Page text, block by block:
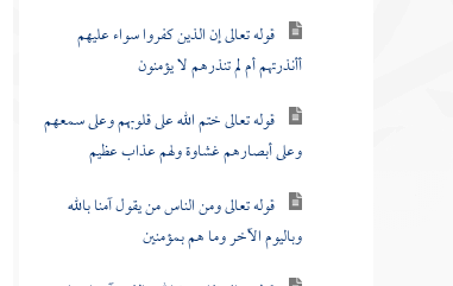
قوله تعالى إن الذين كفروا سواء عليهم
أأنذرتهم أم لم تنذرهم لا يؤمنون
قوله تعالى ختم الله على قلوبهم وعلى سمعهم
وعلى أبصارهم غشاوة ولهم عذاب عظيم
قوله تعالى ومن الناس من يقول آمنا بالله
وباليوم الآخر وما هم بمؤمنين